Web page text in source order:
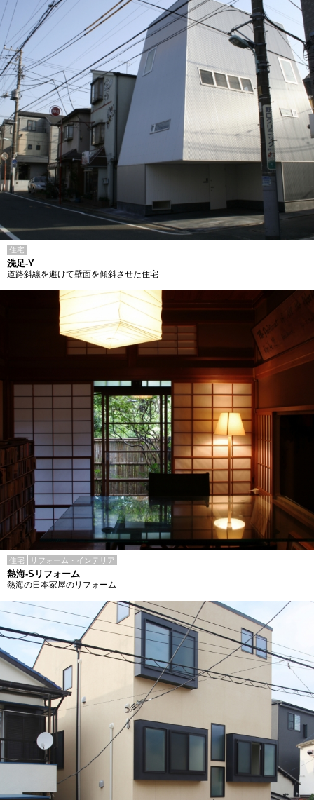
住宅
洗足-Y
道路斜線を避けて壁面を傾斜させた住宅
住宅 リフォーム・インテリア
熱海-Sリフォーム
熱海の日本家屋のリフォーム